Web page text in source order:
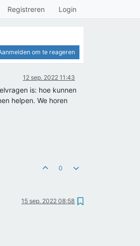
Registreren Login
om te reageren
12 sep. 2022 11:43
is: hoe kunnen
helpen. We horen
0
15 sep. 2022 08:58